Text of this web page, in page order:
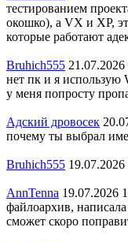
тестированием
окошко), а VX и XP,
которые работают
Bruhich555 21.07.2026
нет пк и я использую
у меня попросту
Адский дровосек
почему ты выбрал
Bruhich555 19.07.2026
AnnTenna 19.07.2026
файлоархив,
сможет скоро